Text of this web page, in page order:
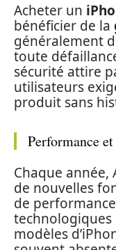
Acheter un
bénéficier de la
généralement
toute
sécurité attire
utilisateurs
produit sans
Performance
Chaque
de nouvelles
de
technologiques
modèles